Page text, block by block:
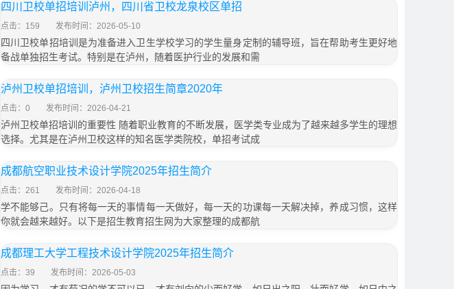
四川卫校单招培训泸州，四川省卫校龙泉校区单招
点击：159 发布时间：2026-05-10
四川卫校单招培训是为准备进入卫生学校学习的学生量身定制的辅导班，旨在帮助考生更好地
备战单独招生考试。特别是在泸州，随着医护行业的发展和需
泸州卫校单招培训，泸州卫校招生简章2020年
点击：0 发布时间：2026-04-21
泸州卫校单招培训的重要性 随着职业教育的不断发展，医学类专业成为了越来越多学生的理想
选择。尤其是在泸州卫校这样的知名医学类院校，单招考试成
成都航空职业技术设计学院2025年招生简介
点击：261 发布时间：2026-04-18
学不能够己。只有将每一天的事情每一天做好，每一天的功课每一天解决掉，养成习惯，这样
你就会越来越好。以下是招生教育招生网为大家整理的成都航
成都理工大学工程技术设计学院2025年招生简介
点击：39 发布时间：2026-05-03